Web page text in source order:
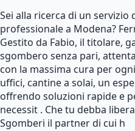
Sei alla ricerca di un
professionale a Modena?
Gestito da Fabio, il titolare,
sgombero senza pari,
con la massima cura per
uffici, cantine a solai, un
offrendo soluzioni rapide e
necessit . Che tu debba
Sgomberi il partner di cui h